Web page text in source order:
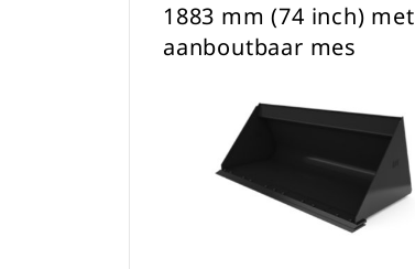
1883 mm (74 inch) met
aanboutbaar mes